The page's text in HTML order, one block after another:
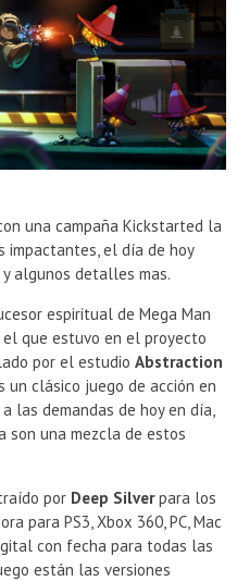
una campaña Kickstarted la
impactantes, el día de hoy
algunos detalles mas.
espiritual de Mega Man
que estuvo en el proyecto
por el estudio Abstraction
un clásico juego de acción en
las demandas de hoy en día,
son una mezcla de estos
por Deep Silverpara los
para PS3, Xbox 360, PC, Mac
con fecha para todas las
están las versiones